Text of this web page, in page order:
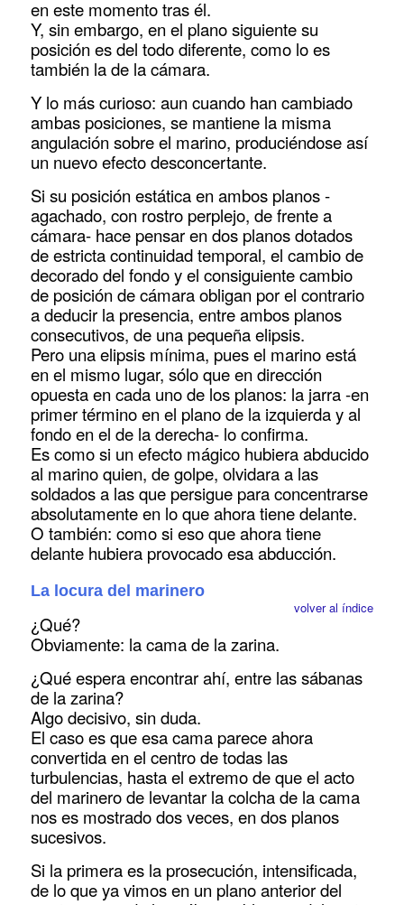
en este momento tras él.
Y, sin embargo, en el plano siguiente su
posición es del todo diferente, como lo es
también la de la cámara.
Y lo más curioso: aun cuando han cambiado
ambas posiciones, se mantiene la misma
angulación sobre el marino, produciéndose así
un nuevo efecto desconcertante.
Si su posición estática en ambos planos -
agachado, con rostro perplejo, de frente a
cámara- hace pensar en dos planos dotados
de estricta continuidad temporal, el cambio de
decorado del fondo y el consiguiente cambio
de posición de cámara obligan por el contrario
a deducir la presencia, entre ambos planos
consecutivos, de una pequeña elipsis.
Pero una elipsis mínima, pues el marino está
en el mismo lugar, sólo que en dirección
opuesta en cada uno de los planos: la jarra -en
primer término en el plano de la izquierda y al
fondo en el de la derecha- lo confirma.
Es como si un efecto mágico hubiera abducido
al marino quien, de golpe, olvidara a las
soldados a las que persigue para concentrarse
absolutamente en lo que ahora tiene delante.
O también: como si eso que ahora tiene
delante hubiera provocado esa abducción.
La locura del marinero
volver al índice
¿Qué?
Obviamente: la cama de la zarina.
¿Qué espera encontrar ahí, entre las sábanas
de la zarina?
Algo decisivo, sin duda.
El caso es que esa cama parece ahora
convertida en el centro de todas las
turbulencias, hasta el extremo de que el acto
del marinero de levantar la colcha de la cama
nos es mostrado dos veces, en dos planos
sucesivos.
Si la primera es la prosecución, intensificada,
de lo que ya vimos en un plano anterior del